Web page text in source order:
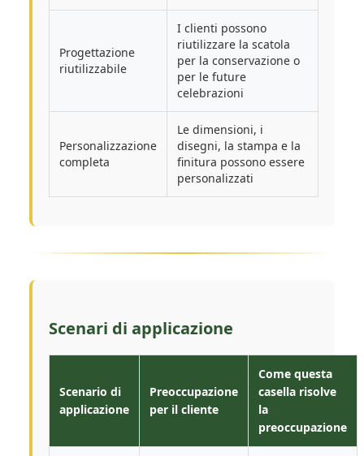
Progettazione
riutilizzabile
I clienti possono
riutilizzare la scatola
per la conservazione o
per le future
celebrazioni
Personalizzazione
completa
Le dimensioni, i
disegni, la stampa e la
finitura possono essere
personalizzati
Scenari di applicazione
Scenario di
applicazione
Preoccupazione
per il cliente
Come questa
casella risolve
la
preoccupazione